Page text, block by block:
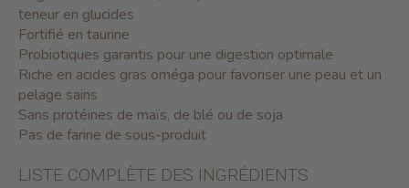
teneur en glucides
Fortifié en taurine
Probiotiques garantis pour une digestion optimale
Riche en acides gras oméga pour favoriser une peau et un
pelage sains
Sans protéines de maïs, de blé ou de soja
Pas de farine de sous-produit
LISTE COMPLÈTE DES INGRÉDIENTS